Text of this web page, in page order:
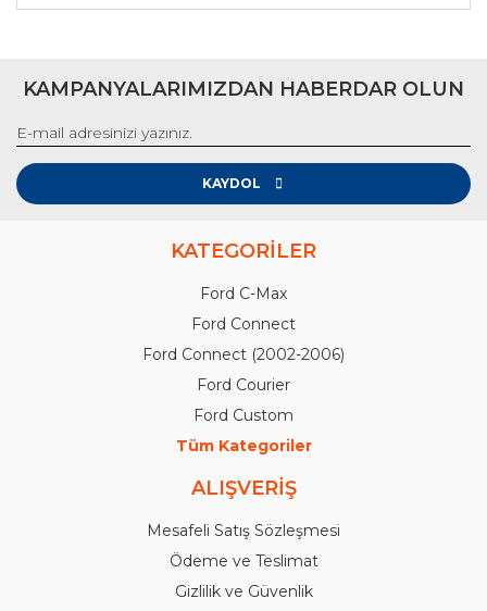
KAMPANYALARIMIZDAN HABERDAR OLUN
KAYDOL
KATEGORİLER
Ford C-Max
Ford Connect
Ford Connect (2002-2006)
Ford Courier
Ford Custom
Tüm Kategoriler
ALIŞVERİŞ
Mesafeli Satış Sözleşmesi
Ödeme ve Teslimat
Gizlilik ve Güvenlik